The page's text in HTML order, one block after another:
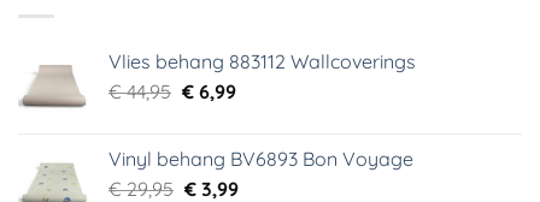
Vlies behang 883112 Wallcoverings
€44,95 Oorspronkelijke
€ 44,95.
€6,99Huidige
€ 6,99.
Vinyl behang BV6893 Bon Voyage
€29,95 Oorspronkelijke
€3,99Huidige